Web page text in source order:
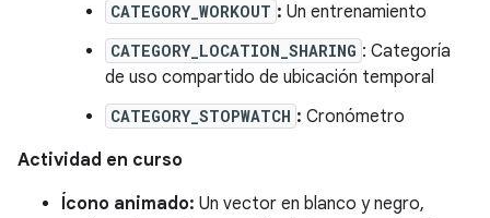
CATEGORY_WORKOUT : Un entrenamiento
CATEGORY_LOCATION_SHARING : Categoría
de uso compartido de ubicación temporal
CATEGORY_STOPWATCH : Cronómetro
Actividad en curso
Ícono animado: Un vector en blanco y negro,